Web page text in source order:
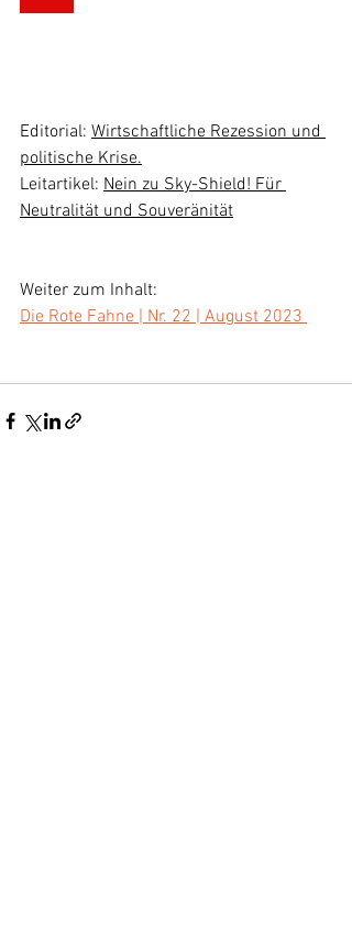
Editorial: Wirtschaftliche Rezession und
politische Krise.
Leitartikel: Nein zu Sky-Shield! Für
Neutralität und Souveränität
Weiter zum Inhalt:
Die Rote Fahne | Nr. 22 | August 2023